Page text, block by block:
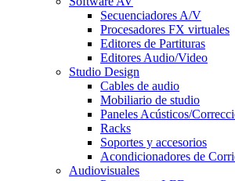
Secuenciadores A/V
Procesadores FX virtuales
Editores de Partituras
Editores Audio/Video
Studio Design
Cables de audio
Mobiliario de studio
Paneles Acústicos/
Racks
Soportes y accesorios
Acondicionadores de
Audiovisuales